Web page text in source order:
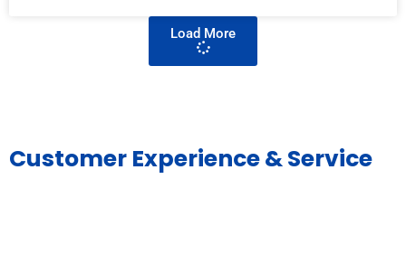
Load More
Customer Experience & Service